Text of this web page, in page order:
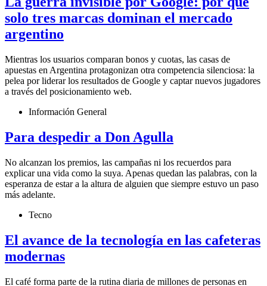
solo tres marcas dominan el mercado
argentino
Mientras los usuarios comparan bonos y cuotas, las casas de
apuestas en Argentina protagonizan otra competencia silenciosa: la
pelea por liderar los resultados de Google y captar nuevos jugadores
a través del posicionamiento web.
Información General
Para despedir a Don Agulla
No alcanzan los premios, las campañas ni los recuerdos para
explicar una vida como la suya. Apenas quedan las palabras, con la
esperanza de estar a la altura de alguien que siempre estuvo un paso
más adelante.
Tecno
El avance de la tecnología en las cafeteras
modernas
El café forma parte de la rutina diaria de millones de personas en